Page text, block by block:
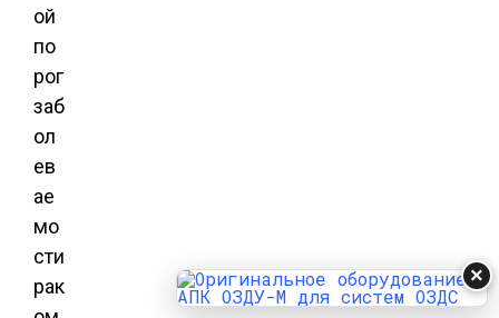
ой
по
рог
заб
ол
ев
ае
мо
сти
рак
×